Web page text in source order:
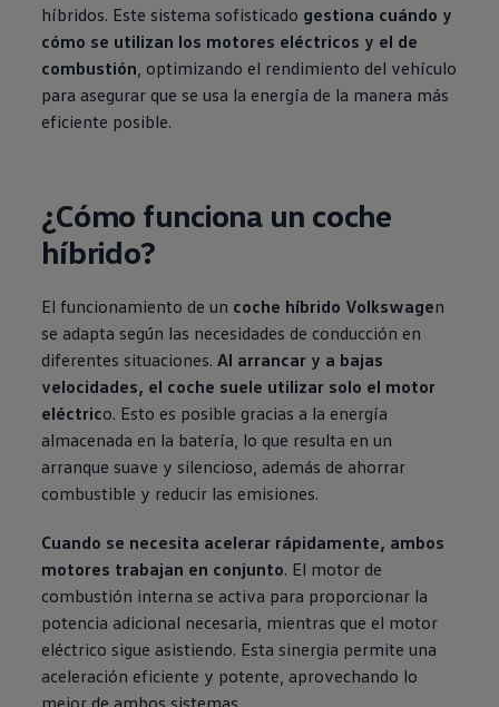
híbridos. Este sistema sofisticado gestiona cuándo y
cómo se utilizan los motores eléctricos y el de
combustión , optimizando el rendimiento del vehículo
para asegurar que se usa la energía de la manera más
eficiente posible.
¿Cómo funciona un coche
híbrido?
El funcionamiento de un coche híbrido Volkswagen
se adapta según las necesidades de conducción en
diferentes situaciones.Al arrancar y a bajas
velocidades, el coche suele utilizar solo el motor
eléctrico. Esto es posible gracias a la energía
almacenada en la batería, lo que resulta en un
arranque suave y silencioso, además de ahorrar
combustible y reducir las emisiones.
Cuando se necesita acelerar rápidamente, ambos
motores trabajan en conjunto. El motor de
combustión interna se activa para proporcionar la
potencia adicional necesaria, mientras que el motor
eléctrico sigue asistiendo. Esta sinergia permite una
aceleración eficiente y potente, aprovechando lo
mejor de ambos sistemas.